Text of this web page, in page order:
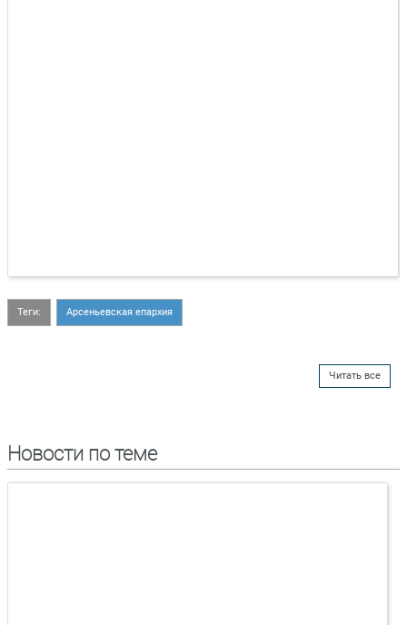
Теги: Арсеньевская епархия
Читать все
Новости по теме